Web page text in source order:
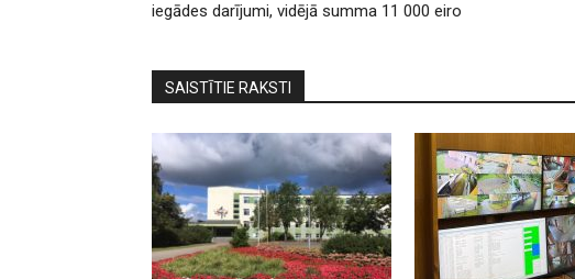
iegādes darījumi, vidējā summa 11 000 eiro
SAISTĪTIE RAKSTI